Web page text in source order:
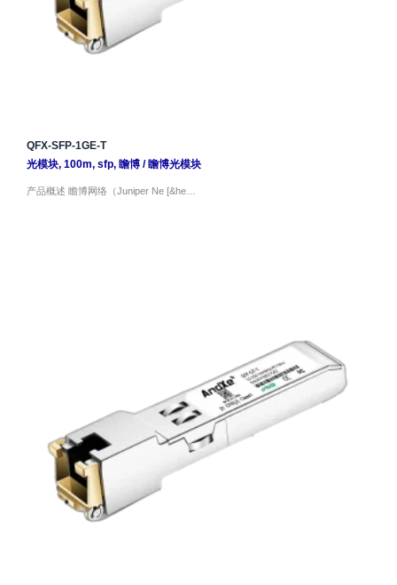
QFX-SFP-1GE-T
光模块, 100m, sfp, 瞻博/ 瞻博光模块
产品概述 瞻博网络（Juniper Ne [&he…